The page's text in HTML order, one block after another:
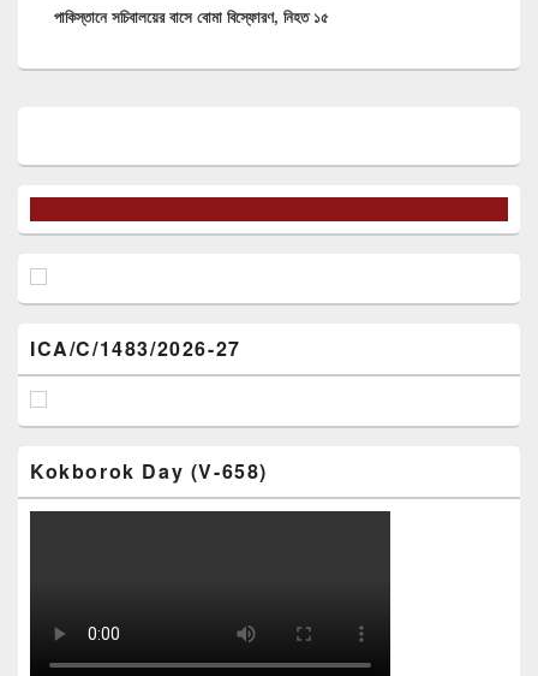
post:
পাকিস্তানে সচিবালয়ের বাসে বোমা বিস্ফোরণ, নিহত ১৫
Widget
ICA/C/1483/2026-27
Kokborok Day (V-658)